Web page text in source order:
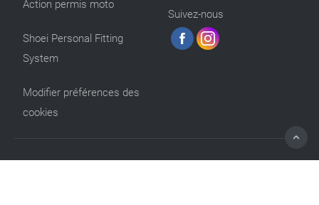
Action permis moto
Shoei Personal Fitting
System
Modifier préférences des
cookies
Suivez-nous